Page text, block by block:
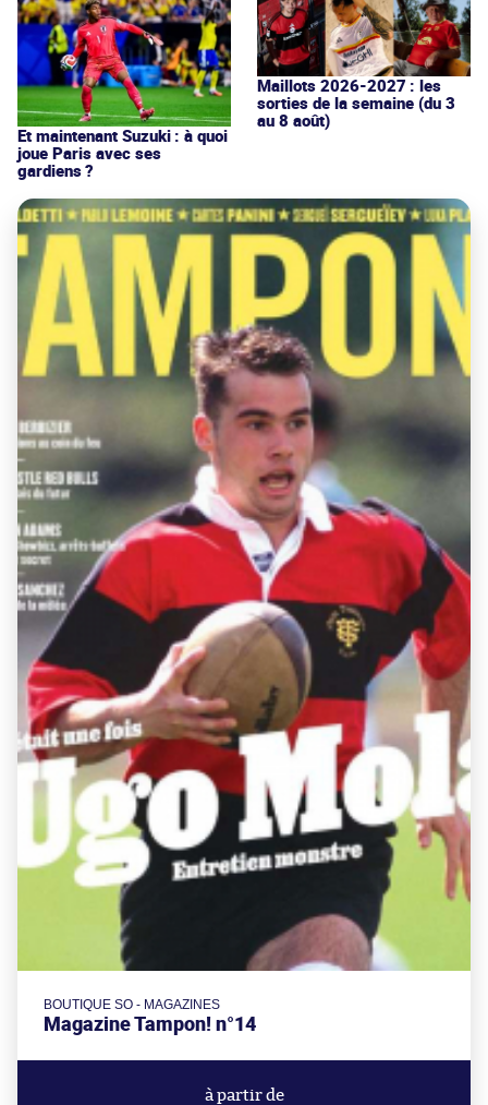
Et maintenant Suzuki : à quoi
joue Paris avec ses
gardiens ?
Maillots 2026-2027 : les
sorties de la semaine (du 3
au 8 août)
BOUTIQUE SO - MAGAZINES
Magazine Tampon! n°14
à partir de